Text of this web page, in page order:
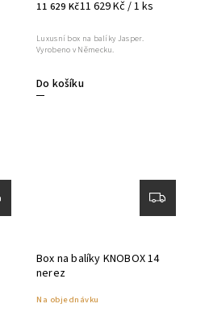
11 629 Kč11 629 Kč / 1 ks
Do košíku
Luxusní box na balíky Jasper.
Vyrobeno v Německu.
Box na balíky KNOBOX 14
nerez
Na objednávku